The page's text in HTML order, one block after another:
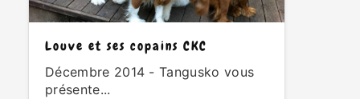
Louve et ses copains CKC
Décembre 2014 - Tangusko vous
présente...